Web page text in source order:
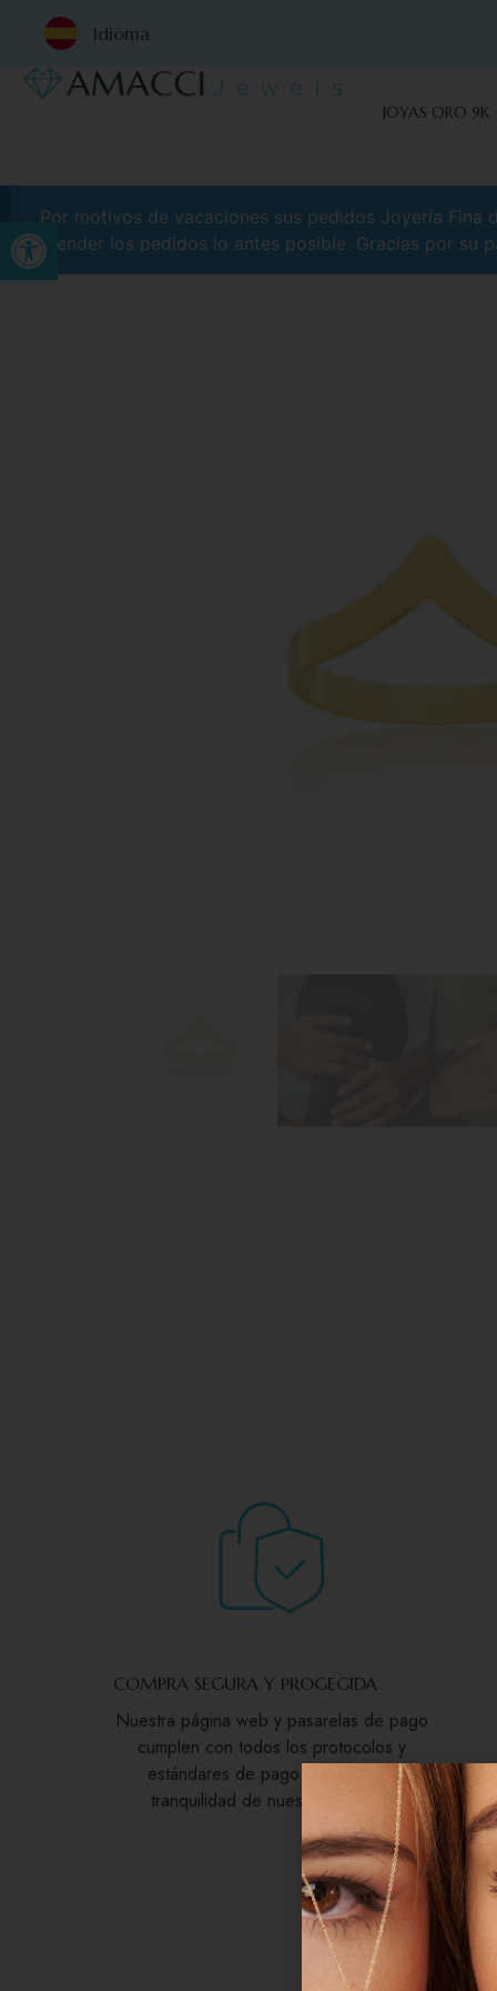
Abrir barra de herramientas
Idioma
JOYAS ORO 9K
Por motivos de vacaciones sus pedidos Joyería Fina
atender los pedidos lo antes posible. Gracias por su
COMPRA SEGURA Y PROGEGIDA
Nuestra página web y pasarelas de pago
cumplen con todos los protocolos y
estándares de pago seguro para
tranquilidad de nuestros clientes